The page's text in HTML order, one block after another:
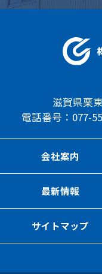
滋賀県栗
電話番号：077-
会社案内
最新情報
サイトマップ